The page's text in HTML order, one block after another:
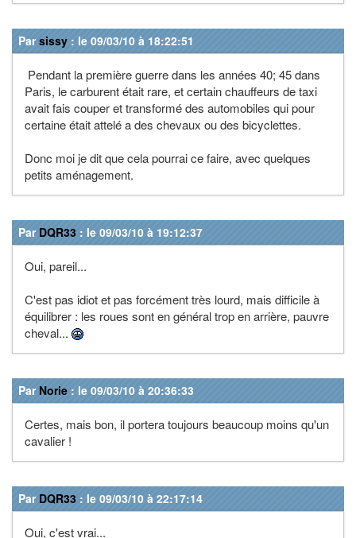
Parsissy : le 09/03/10 à 18:22:51
Pendant la première guerre dans les années 40; 45 dans
Paris, le carburent était rare, et certain chauffeurs de taxi
avait fais couper et transformé des automobiles qui pour
certaine était attelé a des chevaux ou des bicyclettes.
Donc moi je dit que cela pourrai ce faire, avec quelques
petits aménagement.
Par DQR33 : le 09/03/10 à 19:12:37
Oui, pareil...
C'est pas idiot et pas forcément très lourd, mais difficile à
équilibrer : les roues sont en général trop en arrière, pauvre
cheval...
Par Norie : le 09/03/10 à 20:36:33
Certes, mais bon, il portera toujours beaucoup moins qu'un
cavalier !
Par DQR33 : le 09/03/10 à 22:17:14
Oui, c'est vrai...